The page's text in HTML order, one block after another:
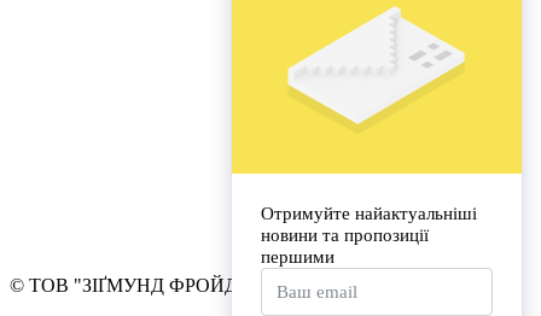
© ТОВ "ЗІҐМУНД ФРОЙД УНІВЕРСИТЕТ УКРАЇНА"